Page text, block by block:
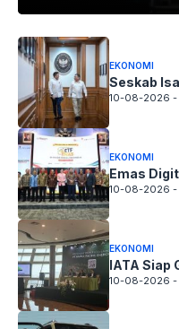
EKONOMI
Seskab
10-08-2026 -
EKONOMI
Emas
10-08-2026 -
EKONOMI
IATA Siap
10-08-2026 -